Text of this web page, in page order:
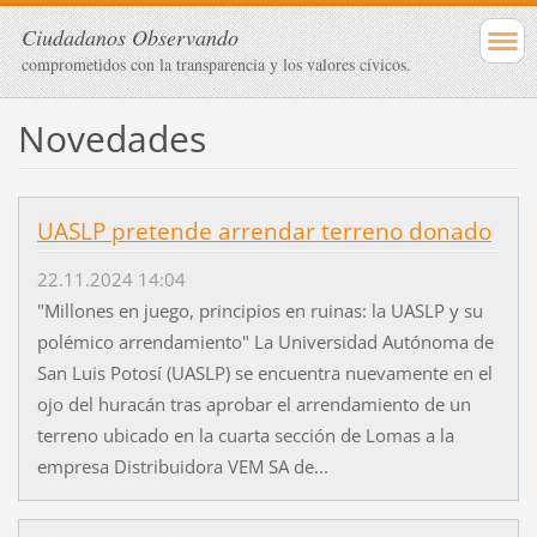
Ciudadanos Observando
comprometidos con la transparencia y los valores cívicos.
Novedades
UASLP pretende arrendar terreno donado
22.11.2024 14:04
"Millones en juego, principios en ruinas: la UASLP y su
polémico arrendamiento" La Universidad Autónoma de
San Luis Potosí (UASLP) se encuentra nuevamente en el
ojo del huracán tras aprobar el arrendamiento de un
terreno ubicado en la cuarta sección de Lomas a la
empresa Distribuidora VEM SA de...